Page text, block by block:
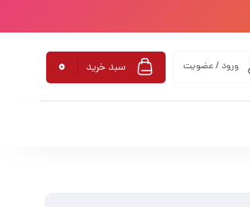
ورود / عضویت سبد خرید 0